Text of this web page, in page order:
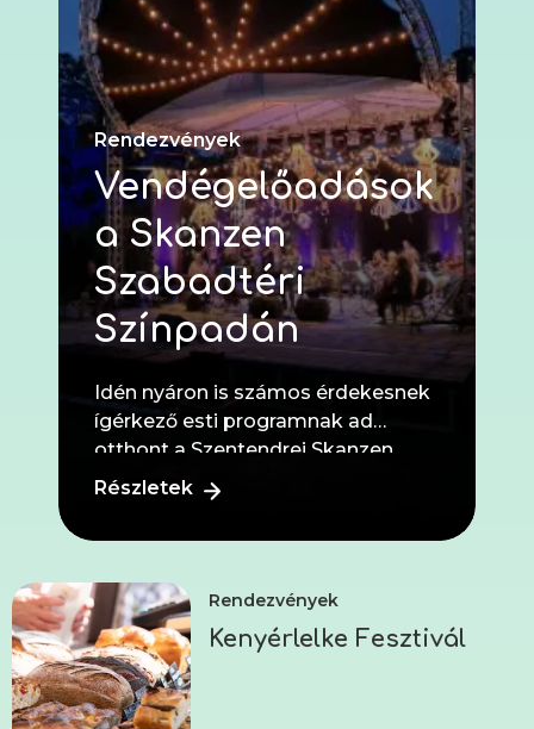
Rendezvények
Vendégelőadások
a Skanzen
Szabadtéri
Színpadán
Idén nyáron is számos érdekesnek
ígérkező esti programnak ad
otthont a Szentendrei Skanzen
hangulatos Szabadtéri Szín...
Részletek
Rendezvények
Kenyérlelke Fesztivál